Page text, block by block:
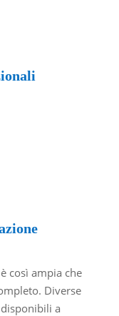
così ampia che
Diverse
a